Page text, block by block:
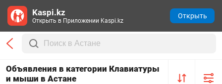
Объявления в категории Клавиатуры
и мыши в Астане
Kaspi.kz
Открыть в Приложении Kaspi.kz
Открыть